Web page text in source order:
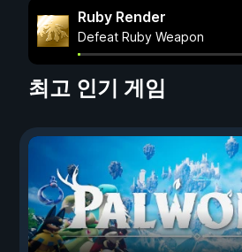
Ruby Render
Defeat Ruby Weapon
최고 인기 게임